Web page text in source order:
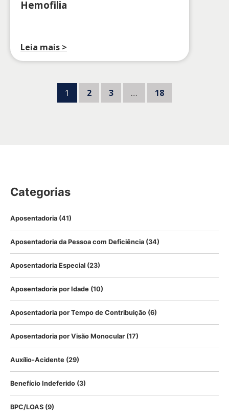
Hemofilia
Leia mais >
1 2 3 … 18
Categorias
Aposentadoria (41)
Aposentadoria da Pessoa com Deficiência (34)
Aposentadoria Especial (23)
Aposentadoria por Idade (10)
Aposentadoria por Tempo de Contribuição (6)
Aposentadoria por Visão Monocular (17)
Auxílio-Acidente (29)
Benefício Indeferido (3)
BPC/LOAS (9)